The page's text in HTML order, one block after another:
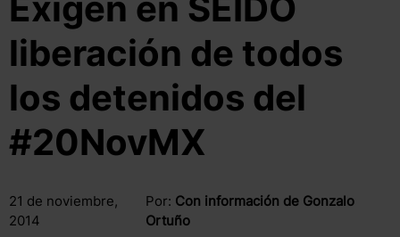
liberación de todos
los detenidos del
#20NovMX
21 de noviembre,
2014
Por: Con información de Gonzalo
Ortuño